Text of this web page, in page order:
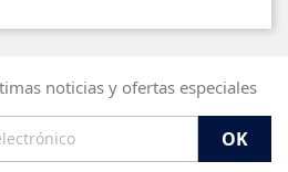
noticias y ofertas especiales